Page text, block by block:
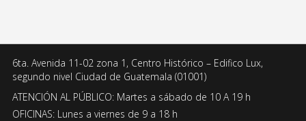
6ta. Avenida 11-02 zona 1, Centro Histórico – Edifico Lux,
segundo nivel Ciudad de Guatemala (01001)
ATENCIÓN AL PÚBLICO: Martes a sábado de 10 A 19 h
OFICINAS: Lunes a viernes de 9 a 18 h